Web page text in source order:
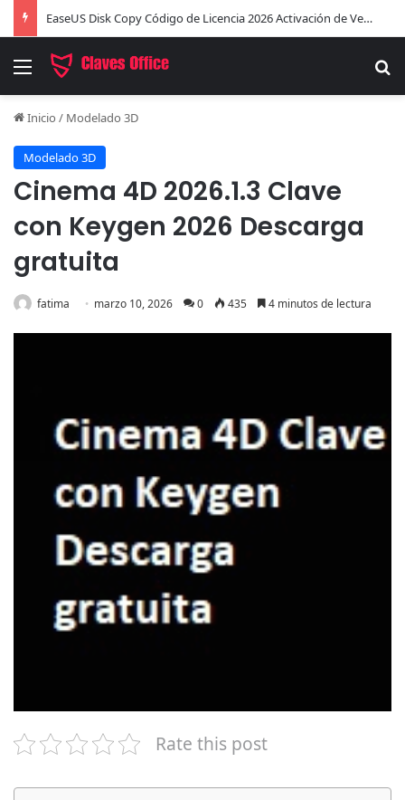
EaseUS Disk Copy Código de Licencia 2026 Activación de Versión Pro (Gratis)
Menú
Inicio / Modelado 3D
Modelado 3D
Cinema 4D 2026.1.3 Clave
con Keygen 2026 Descarga
gratuita
fatima marzo 10, 2026 0 435 4 minutos de lectura
Rate this post